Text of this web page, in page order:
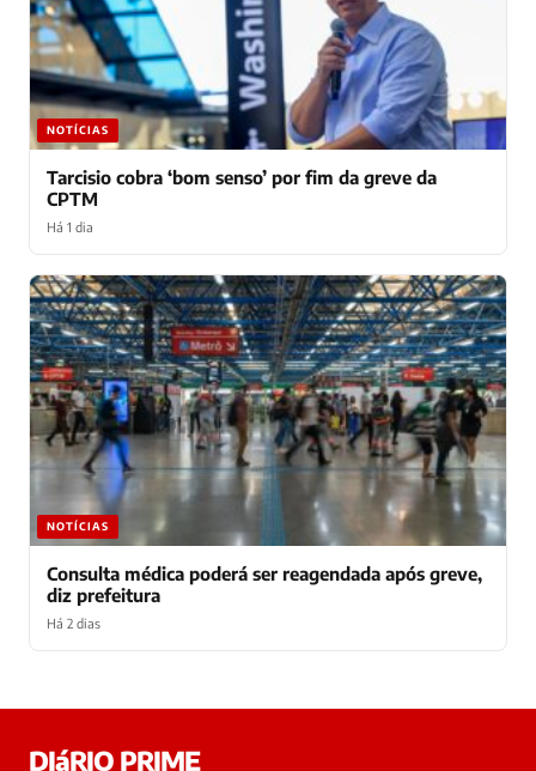
NOTÍCIAS
Tarcisio cobra ‘bom senso’ por fim da greve da
CPTM
Há 1 dia
NOTÍCIAS
Consulta médica poderá ser reagendada após greve,
diz prefeitura
Há 2 dias
online
DIáRIO PRIME